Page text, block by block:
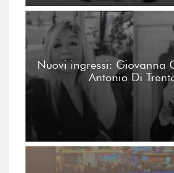
Nuovi ingressi: Giovanna
Antonio Di